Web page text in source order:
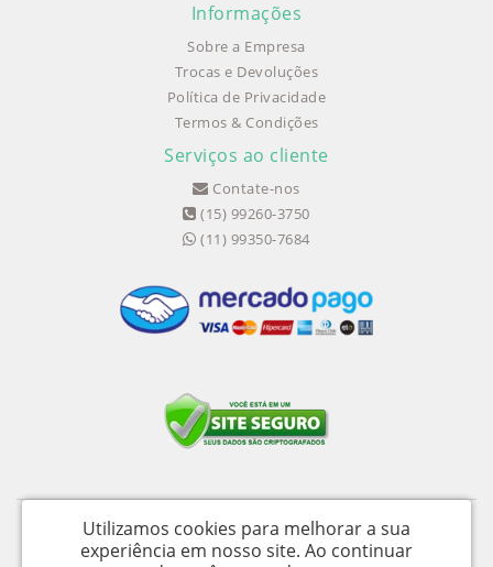
Informações
Sobre a Empresa
Trocas e Devoluções
Política de Privacidade
Termos & Condições
Serviços ao cliente
Contate-nos
(15) 99260-3750
(11) 99350-7684
Medical Shopping Produtos Hospitalares Ltda - CNPJ: 04.656.390/0002-94 -
I.E.: 358058050115
Utilizamos cookies para melhorar a sua
experiência em nosso site. Ao continuar